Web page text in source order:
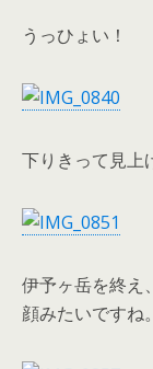
うっひょい！
下りきって見上
伊予ヶ岳を終え
顔みたいですね。